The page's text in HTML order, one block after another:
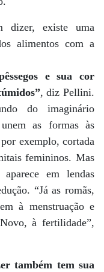
dizer, existe uma
alimentos com a
e sua cor
, diz Pellini.
do imaginário
as formas às
exemplo, cortada
femininos. Mas
em lendas
“Já as romãs,
à menstruação e
à fertilidade”,
também tem sua